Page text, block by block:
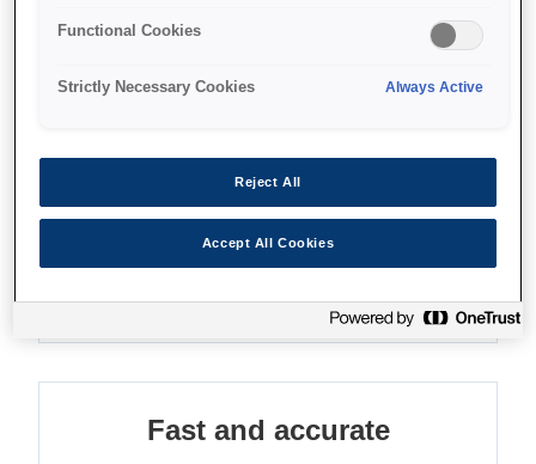
2-in-1 device
Scanning and printing in one unit
Fast and accurate
Functional Cookies
Strictly Necessary Cookies Always Active
Reject All
Accept All Cookies